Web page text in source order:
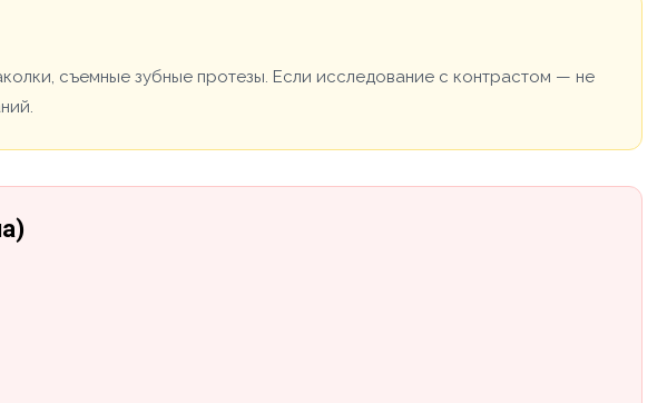
съемные зубные протезы. Если исследование с контрастом — не